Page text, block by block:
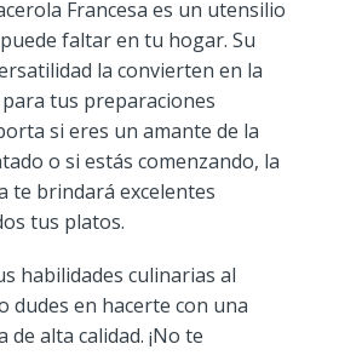
Francesa es un utensilio
faltar en tu hogar. Su
la convierten en la
tus preparaciones
si eres un amante de la
o si estás comenzando, la
te brindará excelentes
tus platos.
habilidades culinarias al
dudes en hacerte con una
de alta calidad. ¡No te